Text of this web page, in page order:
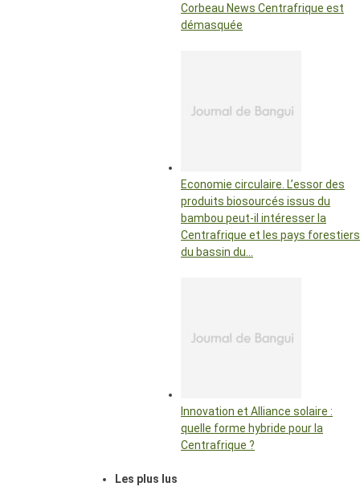
Corbeau News Centrafrique est
démasquée
Economie circulaire. L’essor des
produits biosourcés issus du
bambou peut-il intéresser la
Centrafrique et les pays forestiers
du bassin du…
Innovation et Alliance solaire :
quelle forme hybride pour la
Centrafrique ?
Les plus lus